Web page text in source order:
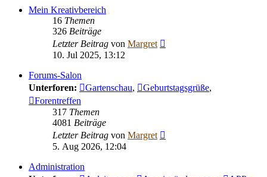
Mein Kreativbereich
16 Themen
326 Beiträge
Letzter Beitrag von Margret
10. Jul 2025, 13:12
Forums-Salon
Unterforen:
Gartenschau, Geburtstagsgrüße,
Forentreffen
317 Themen
4081 Beiträge
Letzter Beitrag von Margret
5. Aug 2026, 12:04
Administration